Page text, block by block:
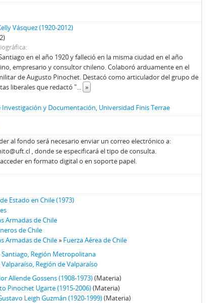
Vásquez (1920-2012)
en el año 1920 y falleció en la misma ciudad en el año
empresario y consultor chileno. Colaboró arduamente en el
de Augusto Pinochet. Destacó como articulador del grupo de
liberales que redactó "... »
Investigación y Documentación, Universidad Finis Terrae
al fondo será necesario enviar un correo electrónico a:
, donde se especificará el tipo de consulta.
en formato digital o en soporte papel.
Estado en Chile (1973)
Armadas de Chile
de Chile
Armadas de Chile» Fuerza Aérea de Chile
Santiago, Región Metropolitana
Valparaíso, Región de Valparaíso
Allende Gossens (1908-1973)(Materia)
Pinochet Ugarte (1915-2006)(Materia)
Leigh Guzmán (1920-1999)(Materia)